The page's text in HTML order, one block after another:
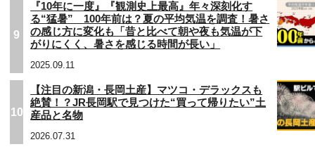
9
『10年に一度』『観測史上最高』年々深刻化す
る“猛暑” 100年前は？夏の平均気温を調査！暑さ
の感じ方に変化も「昔と比べて朝や夜も気温が下
がりにくく、暑さを感じる時間が長い」
2025.09.11
10
【注目の新潟・長岡土産】マツコ・デラックスも
絶賛！？JR長岡駅で見つけた“買って帰りたい”土
産品と名物
2026.07.31